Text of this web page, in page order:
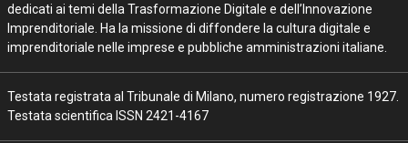
dedicati ai temi della Trasformazione Digitale e dell’Innovazione
Imprenditoriale. Ha la missione di diffondere la cultura digitale e
imprenditoriale nelle imprese e pubbliche amministrazioni italiane.
Testata registrata al Tribunale di Milano, numero registrazione 1927.
Testata scientifica ISSN 2421-4167